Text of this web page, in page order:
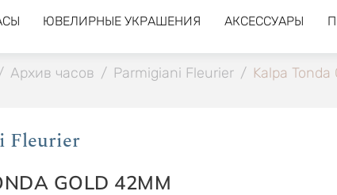
ЮВЕЛИРНЫЕ УКРАШЕНИЯ АКСЕССУАРЫ
Архив часов / Parmigiani Fleurier / Kalpa
Fleurier
GOLD 42MM